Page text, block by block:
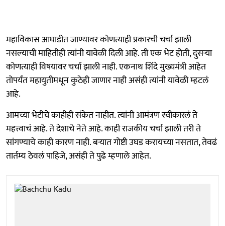
महाविकास आघाडीत जाण्यावर कोणत्याही प्रकारची चर्चा झाली
नसल्याची माहितीही त्यांनी यावेळी दिली आहे. ती एक भेट होती, दुसऱ्या
कोणत्याही विषयावर चर्चा झाली नाही. एकनाथ शिंदे मुख्यमंत्री आहेत
तोपर्यंत महायुतीमधून कुठेही जाणार नाही असंही त्यांनी यावेळी म्हटलं
आहे.
आमच्या भेटीचे काहीही संकेत नाहीत. त्यांनी आमंत्रण स्वीकारलं ते
महत्त्वाचं आहे. ते देशाचे नेते आहे. काही राजकीय चर्चा झाली तरी ते
सांगण्याचे काही कारण नाही. बऱ्यात गोष्टी उघड करायच्या नसतात, तेवढं
तार्तम्य ठेवलं पाहिजे, असंही ते पुढे म्हणाले आहेत.